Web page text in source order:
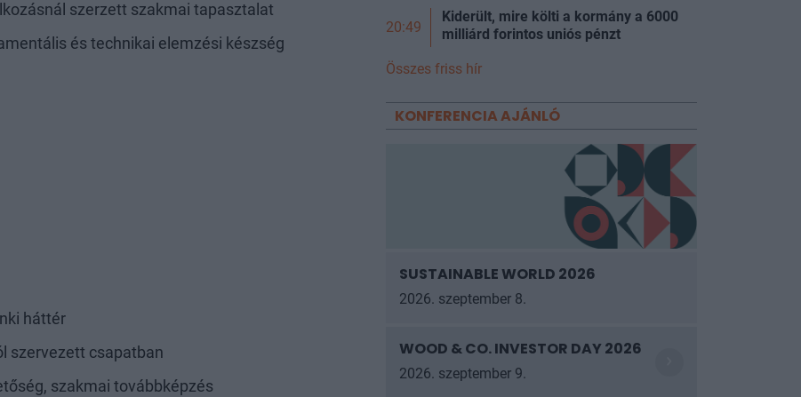
szerzett szakmai tapasztalat
és technikai elemzési készség
háttér
szervezett csapatban
szakmai továbbképzés
20:49
Kiderült, mire költi a kormány a 6000
milliárd forintos uniós pénzt
Összes friss hír
KONFERENCIA AJÁNLÓ
SUSTAINABLE WORLD 2026
2026. szeptember 8.
WOOD & CO. INVESTOR DAY 2026
2026. szeptember 9.